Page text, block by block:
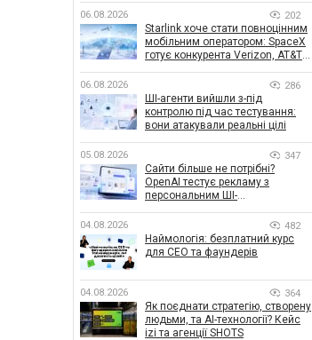
06.08.2026 202
Starlink хоче стати повноцінним
мобільним оператором: SpaceX
готує конкурента Verizon, AT&T і
06.08.2026 286
ШІ-агенти вийшли з-під
контролю під час тестування:
вони атакували реальні цілі
05.08.2026 347
Сайти більше не потрібні?
OpenAI тестує рекламу з
персональним ШІ-
04.08.2026 482
Наймологія: безплатний курс
для CEO та фаундерів
04.08.2026 364
Як поєднати стратегію, створену
людьми, та AI-технології? Кейс
izi та агенції SHOTS